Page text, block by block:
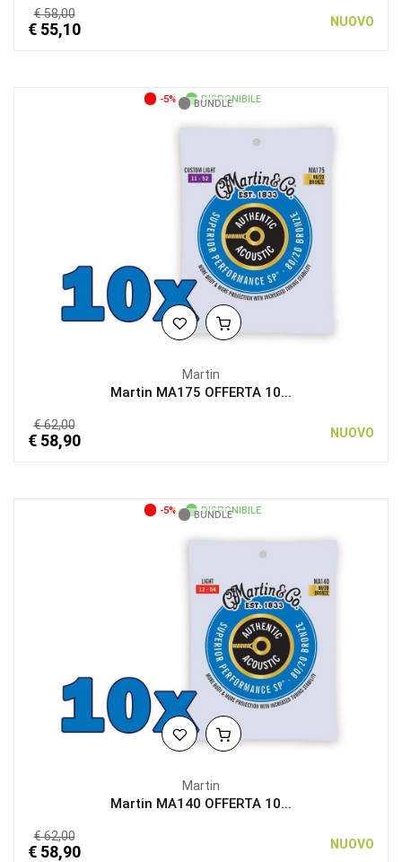
€ 58,00
€ 55,10 NUOVO
-5% DISPONIBILE
BUNDLE
Martin
Martin MA175 OFFERTA 10...
€ 62,00
€ 58,90 NUOVO
-5% DISPONIBILE
BUNDLE
Martin
Martin MA140 OFFERTA 10...
€ 62,00
€ 58,90 NUOVO